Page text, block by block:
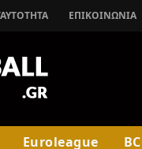
ΕΠΙΚΟΙΝΩΝΊΑ
Euroleague